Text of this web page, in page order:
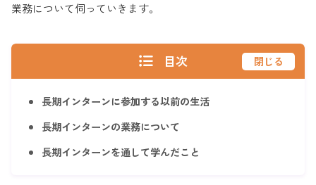
業務について伺っていきます。
目次 閉じる
長期インターンに参加する以前の生活
長期インターンの業務について
長期インターンを通して学んだこと